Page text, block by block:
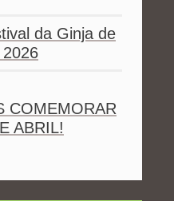
da Ginja de
COMEMORAR
ABRIL!